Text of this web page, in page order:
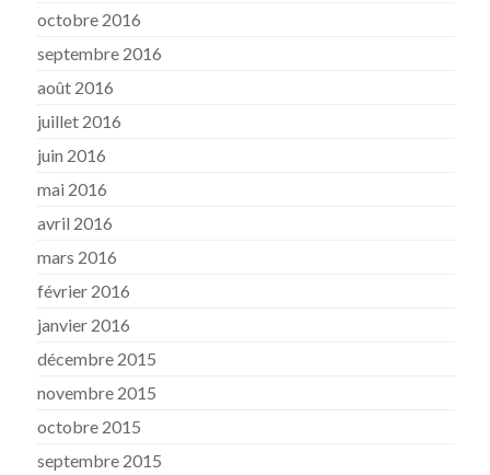
octobre 2016
septembre 2016
août 2016
juillet 2016
juin 2016
mai 2016
avril 2016
mars 2016
février 2016
janvier 2016
décembre 2015
novembre 2015
octobre 2015
septembre 2015